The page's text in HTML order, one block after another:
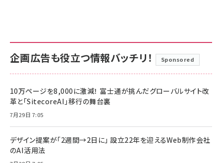
企画広告も役立つ情報バッチリ！ Sponsored
10万ページを8,000に激減！ 富士通が挑んだグローバルサイト改
革と「SitecoreAI」移行の舞台裏
7月29日 7:05
デザイン提案が「2週間→2日に」 設立22年を迎えるWeb制作会社
のAI活用法